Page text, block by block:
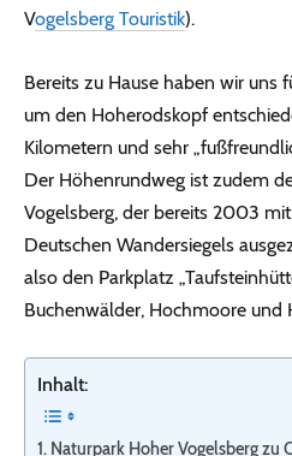
Vogelsberg Touristik).
Bereits zu Hause haben wir uns
um den Hoherodskopf
Kilometern und sehr
Der Höhenrundweg ist zudem
Vogelsberg, der bereits 2003
Deutschen Wandersiegels
also den Parkplatz
Buchenwälder, Hochmoore und
Inhalt:
Naturpark Hoher Vogelsberg zu